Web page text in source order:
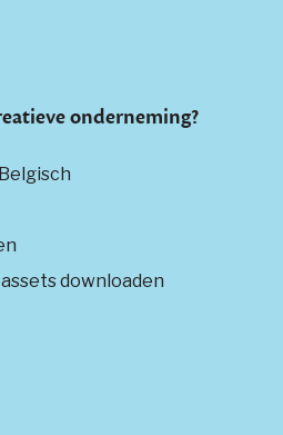
onderneming?
downloaden